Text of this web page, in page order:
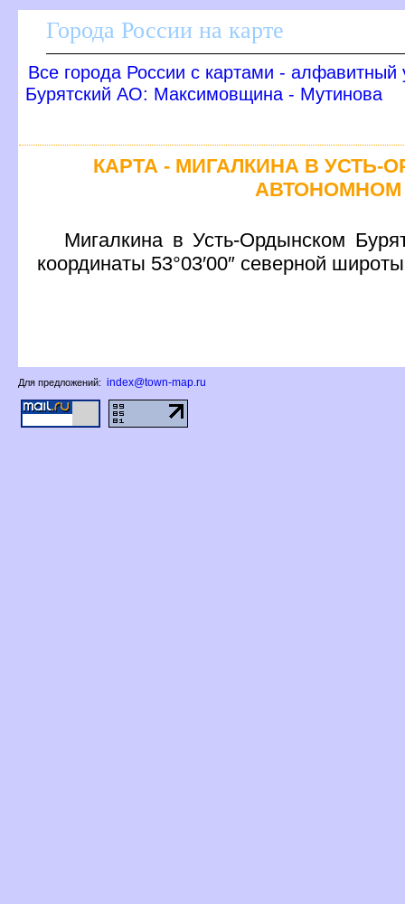
Города России на карте
се города России с картами - алфавитный
Бурятский АО: Максимовщина - Мутинова
КАРТА - МИГАЛКИНА В
АВТОНОМНОМ
Мигалкина в Усть-Ордынском
координаты 53°03′00″ северной
Для предложений: index@town-map.ru